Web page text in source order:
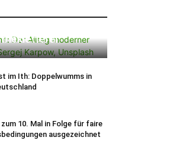
im Ith: Doppelwumms in
zum 10. Mal in Folge für faire
ausgezeichnet